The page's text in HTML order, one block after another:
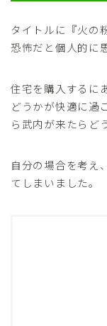
タイトルに『火の
恐怖だと個人的に
住宅を購入するに
どうかが快適に過
ら武内が来たらど
自分の場合を考え
てしまいました。